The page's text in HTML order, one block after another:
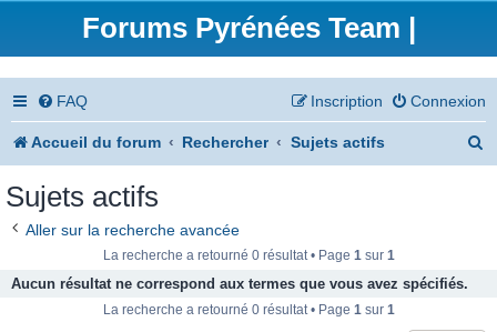
Forums Pyrénées Team |
FAQ Connexion
Inscription
Accueil du forum Rechercher Sujets actifs
Sujets actifs
Aller sur la recherche avancée
La recherche a retourné 0 résultat • Page 1sur 1
Aucun résultat ne correspond aux termes que vous avez spécifiés.
La recherche a retourné 0 résultat • Page 1sur 1